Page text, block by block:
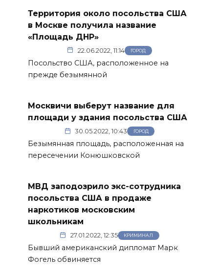
Территория около посольства США
в Москве получила название
«Площадь ДНР»
22.06.2022, 11:14 ГОРОД
Посольство США, расположенное на
прежде безымянной
Москвичи выберут название для
площади у здания посольства США
30.05.2022, 10:43 ГОРОД
Безымянная площадь, расположенная на
пересечении Конюшковской
МВД заподозрило экс-сотрудника
посольства США в продаже
наркотиков московским
школьникам
27.01.2022, 12:35 КРИМИНАЛ
Бывший американский дипломат Марк
Фогель обвиняется